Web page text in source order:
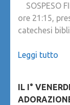
SOSPESO
ore 21:15,
catechesi
Leggi tutto
IL I°